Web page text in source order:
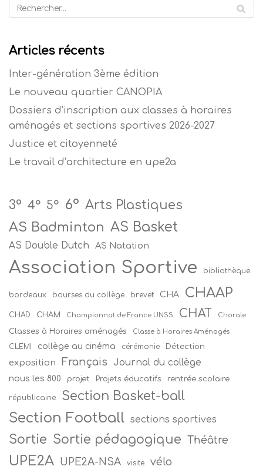
Articles récents
Inter-génération 3ème édition
Le nouveau quartier CANOPIA
Dossiers d’inscription aux classes à horaires
aménagés et sections sportives 2026-2027
Justice et citoyenneté
Le travail d’architecture en upe2a
3° 4° 5° 6° Arts Plastiques
AS Badminton AS Basket
AS Double Dutch AS Natation
Association Sportive bibliothèque
bordeaux bourses du collège brevet CHA CHAAP
CHAD CHAM Championnat de France UNSS CHAT Chorale
Classes à Horaires aménagés Classe à Horaires Aménagés
CLEMI collège au cinéma cérémonie Détection
exposition Français Journal du collège
nous les 800 projet Projets éducatifs rentrée scolaire
républicaine Section Basket-ball
Section Football sections sportives
Sortie Sortie pédagogique Théâtre
UPE2A UPE2A-NSA visite vélo